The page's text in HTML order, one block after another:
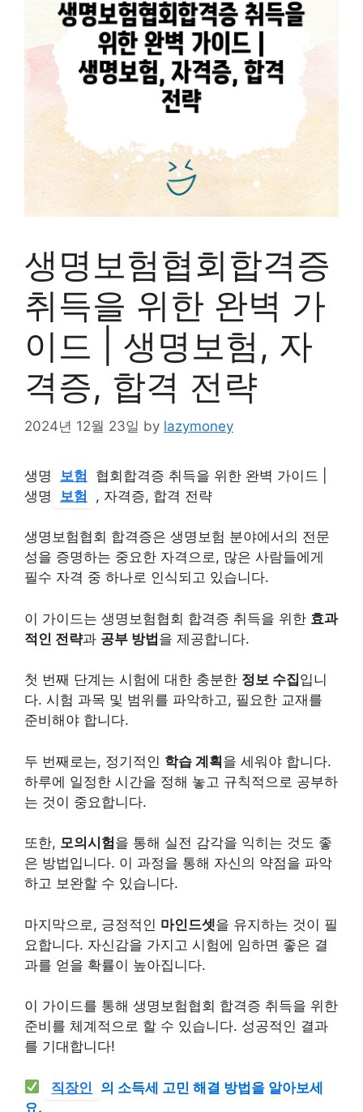
생명보험협회합격증
취득을 위한 완벽 가
이드 | 생명보험, 자
격증, 합격 전략
2024년 12월 23일 by lazymoney
생명 보험
협회합격증 취득을 위한 완벽 가이드 |
생명
보험 , 자격증, 합격 전략
생명보험협회 합격증은 생명보험 분야에서의 전문
성을 증명하는 중요한 자격으로, 많은 사람들에게
필수 자격 중 하나로 인식되고 있습니다.
이 가이드는 생명보험협회 합격증 취득을 위한 효과
적인 전략과 공부 방법을 제공합니다.
첫 번째 단계는 시험에 대한 충분한 정보 수집입니
다. 시험 과목 및 범위를 파악하고, 필요한 교재를
준비해야 합니다.
두 번째로는, 정기적인 학습 계획을 세워야 합니다.
하루에 일정한 시간을 정해 놓고 규칙적으로 공부하
는 것이 중요합니다.
또한, 모의시험을 통해 실전 감각을 익히는 것도 좋
은 방법입니다. 이 과정을 통해 자신의 약점을 파악
하고 보완할 수 있습니다.
마지막으로, 긍정적인 마인드셋을 유지하는 것이 필
요합니다. 자신감을 가지고 시험에 임하면 좋은 결
과를 얻을 확률이 높아집니다.
이 가이드를 통해 생명보험협회 합격증 취득을 위한
준비를 체계적으로 할 수 있습니다. 성공적인 결과
를 기대합니다!
직장인
의 소득세 고민 해결 방법을 알아보세
요.